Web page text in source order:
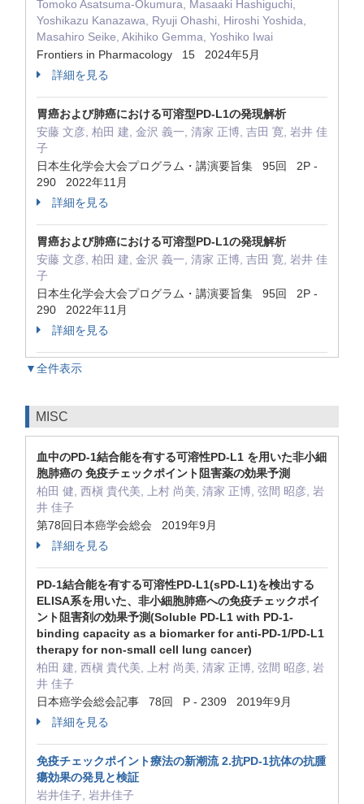
Tomoko Asatsuma-Okumura, Masaaki Hashiguchi,
Yoshikazu Kanazawa, Ryuji Ohashi, Hiroshi Yoshida,
Masahiro Seike, Akihiko Gemma, Yoshiko Iwai
Frontiers in Pharmacology 15 2024年5月
詳細を見る
胃癌および肺癌における可溶型PD-L1の発現解析
安藤 文彦, 柏田 建, 金沢 義一, 清家 正博, 吉田 寛, 岩井 佳
子
日本生化学会大会プログラム・講演要旨集 95回 2P -
290 2022年11月
詳細を見る
胃癌および肺癌における可溶型PD-L1の発現解析
安藤 文彦, 柏田 建, 金沢 義一, 清家 正博, 吉田 寛, 岩井 佳
子
日本生化学会大会プログラム・講演要旨集 95回 2P -
290 2022年11月
詳細を見る
▼全件表示
MISC
血中のPD-1結合能を有する可溶性PD-L1 を用いた非小細
胞肺癌の 免疫チェックポイント阻害薬の効果予測
柏田 健, 西槇 貴代美, 上村 尚美, 清家 正博, 弦間 昭彦, 岩
井 佳子
第78回日本癌学会総会 2019年9月
詳細を見る
PD-1結合能を有する可溶性PD-L1(sPD-L1)を検出する
ELISA系を用いた、非小細胞肺癌への免疫チェックポイ
ント阻害剤の効果予測(Soluble PD-L1 with PD-1-
binding capacity as a biomarker for anti-PD-1/PD-L1
therapy for non-small cell lung cancer)
柏田 建, 西槇 貴代美, 上村 尚美, 清家 正博, 弦間 昭彦, 岩
井 佳子
日本癌学会総会記事 78回 P - 2309 2019年9月
詳細を見る
免疫チェックポイント療法の新潮流 2.抗PD‐1抗体の抗腫
瘍効果の発見と検証
岩井佳子, 岩井佳子